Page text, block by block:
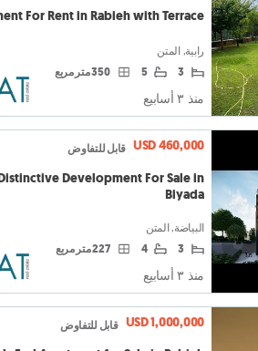
For Rent in Rabieh with Terrace
رابية, المتن
3
5 350 متر مربع
منذ ٣ أسابيع
USD 460,000 قابل للتفاوض
Development For Sale in
Biyada
البياضة, المتن
3
4 227 متر مربع
منذ ٣ أسابيع
USD 1,000,000 قابل للتفاوض